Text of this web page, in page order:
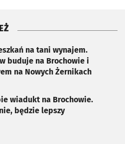
na tani wynajem.
buduje na Brochowie i
na Nowych Żernikach
wiadukt na Brochowie.
będzie lepszy